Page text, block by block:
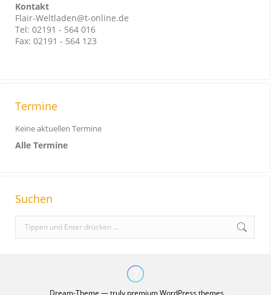
Kontakt
Flair-Weltladen@t-online.de
Tel: 02191 - 564 016
Fax: 02191 - 564 123
Termine
Keine aktuellen Termine
Alle Termine
Suchen
e
Dream-Theme — truly premium WordPress themes